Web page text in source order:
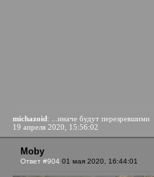
michazoid: ...иначе будут перезревшими
19 апреля 2020, 15:56:02
Moby
Ответ #904 01 мая 2020, 16:44:01